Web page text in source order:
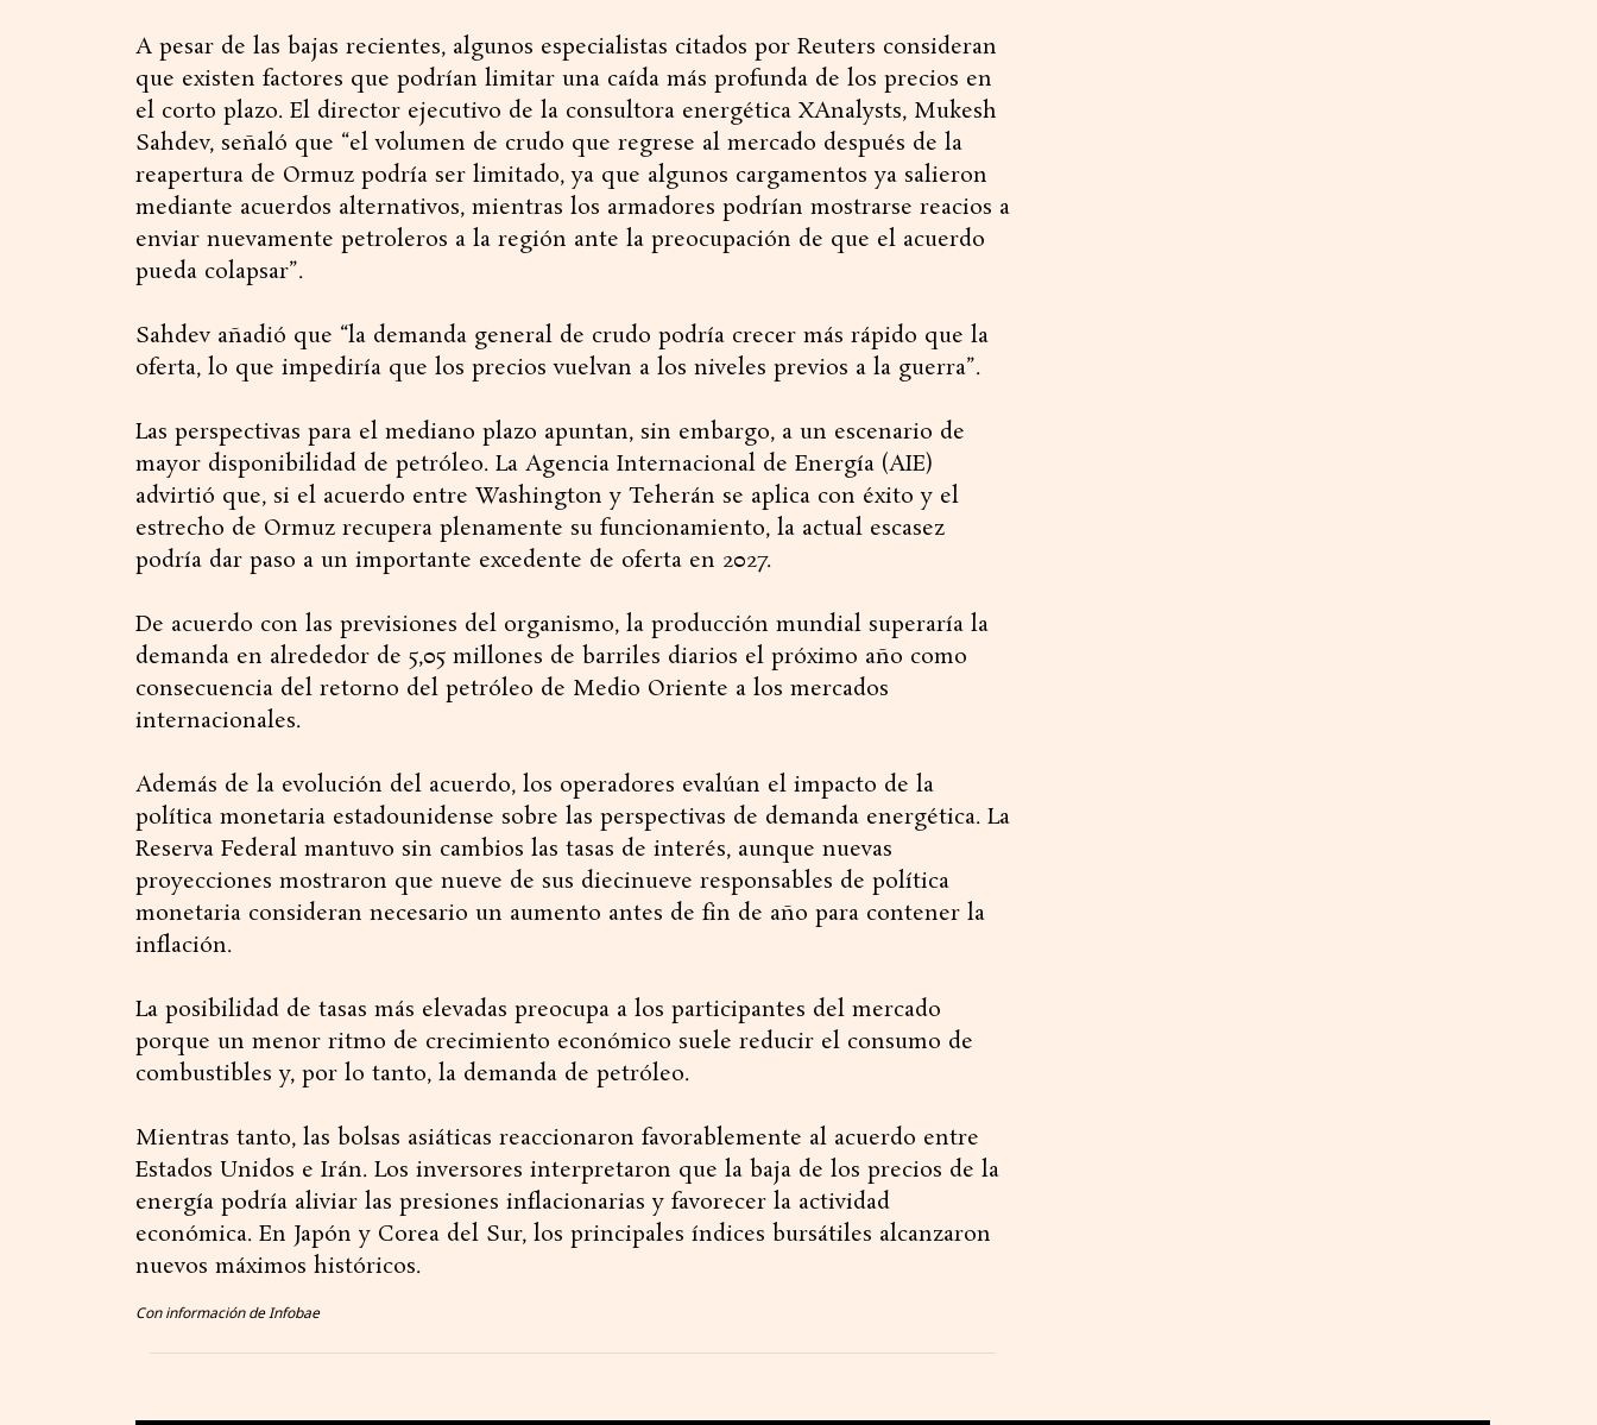
A pesar de las bajas recientes, algunos especialistas citados por Reuters consideran
que existen factores que podrían limitar una caída más profunda de los precios en
el corto plazo. El director ejecutivo de la consultora energética XAnalysts, Mukesh
Sahdev, señaló que “el volumen de crudo que regrese al mercado después de la
reapertura de Ormuz podría ser limitado, ya que algunos cargamentos ya salieron
mediante acuerdos alternativos, mientras los armadores podrían mostrarse reacios a
enviar nuevamente petroleros a la región ante la preocupación de que el acuerdo
pueda colapsar”.
Sahdev añadió que “la demanda general de crudo podría crecer más rápido que la
oferta, lo que impediría que los precios vuelvan a los niveles previos a la guerra”.
Las perspectivas para el mediano plazo apuntan, sin embargo, a un escenario de
mayor disponibilidad de petróleo. La Agencia Internacional de Energía (AIE)
advirtió que, si el acuerdo entre Washington y Teherán se aplica con éxito y el
estrecho de Ormuz recupera plenamente su funcionamiento, la actual escasez
podría dar paso a un importante excedente de oferta en 2027.
De acuerdo con las previsiones del organismo, la producción mundial superaría la
demanda en alrededor de 5,05 millones de barriles diarios el próximo año como
consecuencia del retorno del petróleo de Medio Oriente a los mercados
internacionales.
Además de la evolución del acuerdo, los operadores evalúan el impacto de la
política monetaria estadounidense sobre las perspectivas de demanda energética. La
Reserva Federal mantuvo sin cambios las tasas de interés, aunque nuevas
proyecciones mostraron que nueve de sus diecinueve responsables de política
monetaria consideran necesario un aumento antes de fin de año para contener la
inflación.
La posibilidad de tasas más elevadas preocupa a los participantes del mercado
porque un menor ritmo de crecimiento económico suele reducir el consumo de
combustibles y, por lo tanto, la demanda de petróleo.
Mientras tanto, las bolsas asiáticas reaccionaron favorablemente al acuerdo entre
Estados Unidos e Irán. Los inversores interpretaron que la baja de los precios de la
energía podría aliviar las presiones inflacionarias y favorecer la actividad
económica. En Japón y Corea del Sur, los principales índices bursátiles alcanzaron
nuevos máximos históricos.
Con información de Infobae